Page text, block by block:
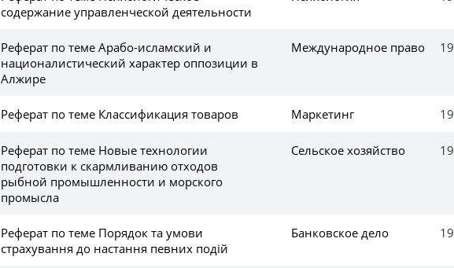
содержание управленческой деятельности
Реферат по теме Арабо-исламский и
националистический характер оппозиции в
Алжире
Международное право
Реферат по теме Классификация товаров Маркетинг
Реферат по теме Новые технологии
подготовки к скармливанию отходов
рыбной промышленности и морского
промысла
Сельское хозяйство
Реферат по теме Порядок та умови
страхування до настання певних подій
Банковское дело